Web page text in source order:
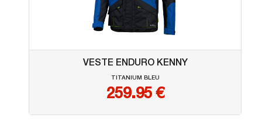
VESTE ENDURO KENNY
TITANIUM BLEU
259.95€